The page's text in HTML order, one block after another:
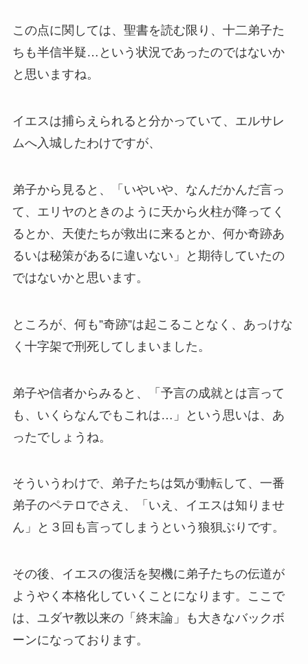
この点に関しては、聖書を読む限り、十二弟子た
ちも半信半疑…という状況であったのではないか
と思いますね。
イエスは捕らえられると分かっていて、エルサレ
ムへ入城したわけですが、
弟子から見ると、「いやいや、なんだかんだ言っ
て、エリヤのときのように天から火柱が降ってく
るとか、天使たちが救出に来るとか、何か奇跡あ
るいは秘策があるに違いない」と期待していたの
ではないかと思います。
ところが、何も”奇跡”は起こることなく、あっけな
く十字架で刑死してしまいました。
弟子や信者からみると、「予言の成就とは言って
も、いくらなんでもこれは…」という思いは、あ
ったでしょうね。
そういうわけで、弟子たちは気が動転して、一番
弟子のペテロでさえ、「いえ、イエスは知りませ
ん」と３回も言ってしまうという狼狽ぶりです。
その後、イエスの復活を契機に弟子たちの伝道が
ようやく本格化していくことになります。ここで
は、ユダヤ教以来の「終末論」も大きなバックボ
ーンになっております。